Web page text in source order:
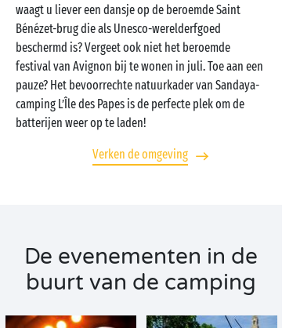
waagt u liever een dansje op de beroemde Saint
Bénézet-brug die als Unesco-werelderfgoed
beschermd is? Vergeet ook niet het beroemde
festival van Avignon bij te wonen in juli. Toe aan een
pauze? Het bevoorrechte natuurkader van Sandaya-
camping L’Île des Papes is de perfecte plek om de
batterijen weer op te laden!
Verken de omgeving
De evenementen in de
buurt van de camping